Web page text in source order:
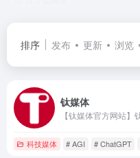
排序 发布 更新 浏览
钛媒体
科技媒体 # AGI # ChatGPT